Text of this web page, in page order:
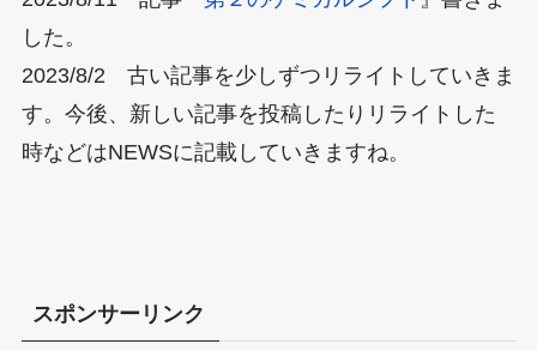
した。
2023/8/2 古い記事を少しずつリライトしていきま
す。今後、新しい記事を投稿したりリライトした
時などはNEWSに記載していきますね。
スポンサーリンク